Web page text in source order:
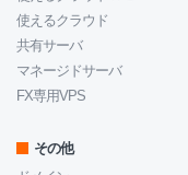
使えるクラウド
共有サーバ
マネージドサーバ
FX専用VPS
その他